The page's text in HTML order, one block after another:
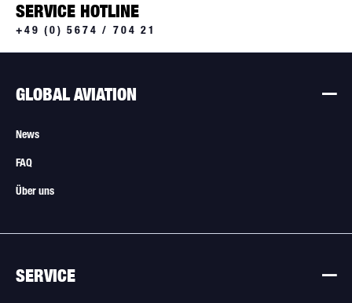
SERVICE HOTLINE
+49 (0) 5674 / 704 21
GLOBAL AVIATION
News
FAQ
Über uns
SERVICE